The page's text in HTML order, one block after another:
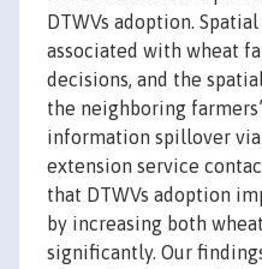
DTWVs adoption.
associated with wheat
decisions, and the
the neighboring
information spillover via
extension service
that DTWVs adoption
by increasing both
significantly. Our